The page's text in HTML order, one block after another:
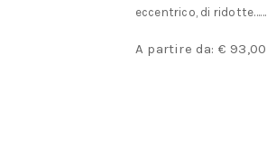
eccentrico, di ridotte……
A partire da: € 93,00